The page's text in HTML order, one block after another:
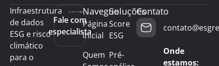
Infraestrutura
de dados
ESG e risco
climático
para o
Fale com
especialista
Navegue
Página
inicial
Quem
Soluções
Score
ESG
Pré-
Contato
Onde
estamos: